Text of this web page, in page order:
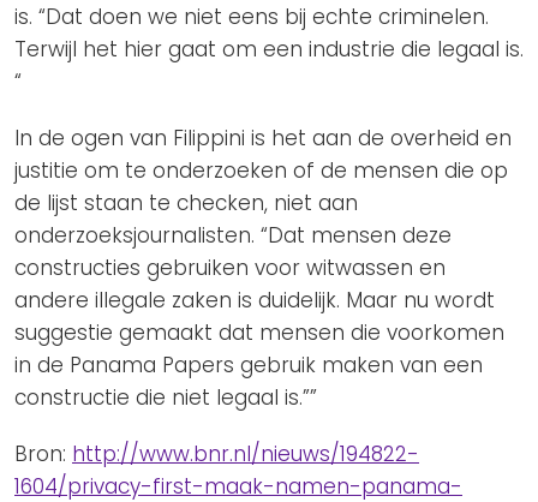
is. “Dat doen we niet eens bij echte criminelen.
Terwijl het hier gaat om een industrie die legaal is.
“
In de ogen van Filippini is het aan de overheid en
justitie om te onderzoeken of de mensen die op
de lijst staan te checken, niet aan
onderzoeksjournalisten. “Dat mensen deze
constructies gebruiken voor witwassen en
andere illegale zaken is duidelijk. Maar nu wordt
suggestie gemaakt dat mensen die voorkomen
in de Panama Papers gebruik maken van een
constructie die niet legaal is.””
Bron: http://www.bnr.nl/nieuws/194822-
1604/privacy-first-maak-namen-panama-